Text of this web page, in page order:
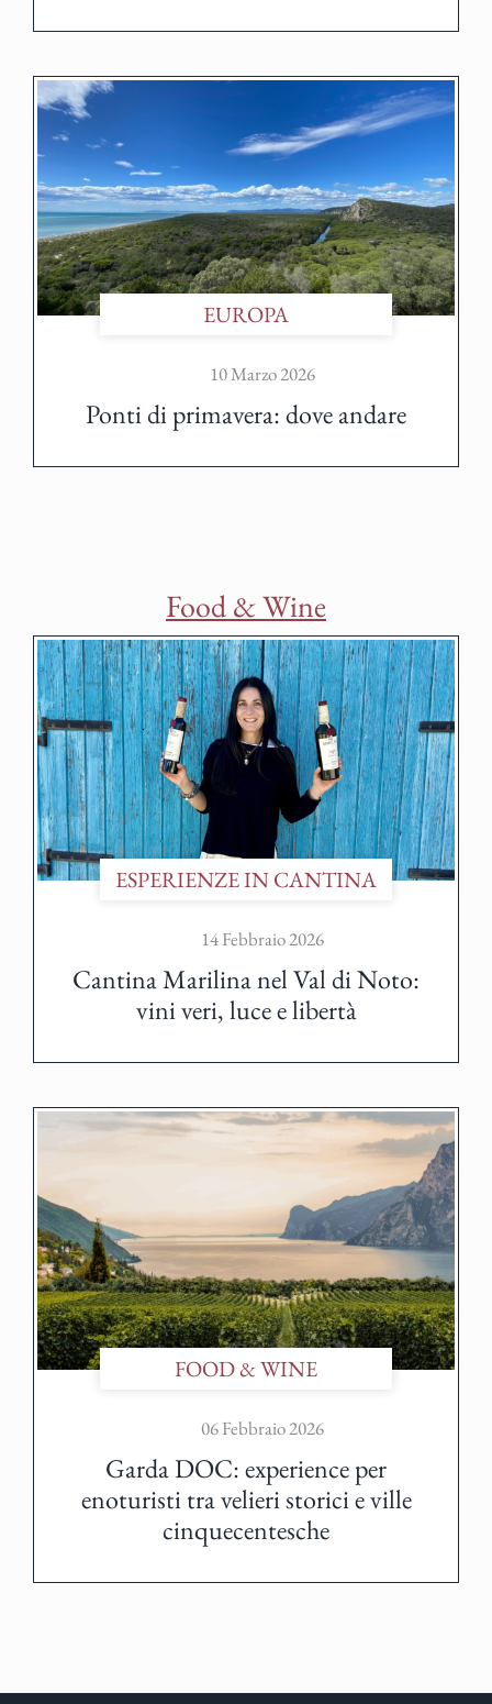
EUROPA
10 Marzo 2026
Ponti di primavera: dove andare
Food & Wine
ESPERIENZE IN CANTINA
14 Febbraio 2026
Cantina Marilina nel Val di Noto:
vini veri, luce e libertà
FOOD & WINE
06 Febbraio 2026
Garda DOC: experience per
enoturisti tra velieri storici e ville
cinquecentesche